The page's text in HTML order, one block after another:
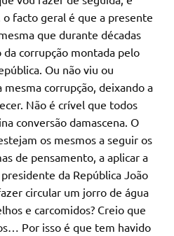
o facto geral é que a presente
que durante décadas
corrupção montada pelo
Ou não viu ou
corrupção, deixando a
Não é crível que todos
conversão damascena. O
os mesmos a seguir os
de pensamento, a aplicar a
da República João
circular um jorro de água
e carcomidos? Creio que
Por isso é que tem havido